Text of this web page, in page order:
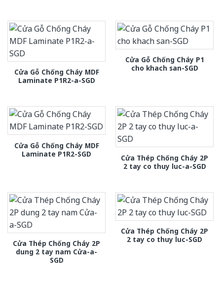
Cửa Gỗ Chống Cháy MDF
Laminate P1R2-a-SGD
Cửa Gỗ Chống Cháy P1
cho khach san-SGD
Cửa Gỗ Chống Cháy MDF
Laminate P1R2-SGD
Cửa Thép Chống Cháy 2P
2 tay co thuy luc-a-SGD
Cửa Thép Chống Cháy 2P
dung 2 tay nam Cửa-a-
SGD
Cửa Thép Chống Cháy 2P
2 tay co thuy luc-SGD